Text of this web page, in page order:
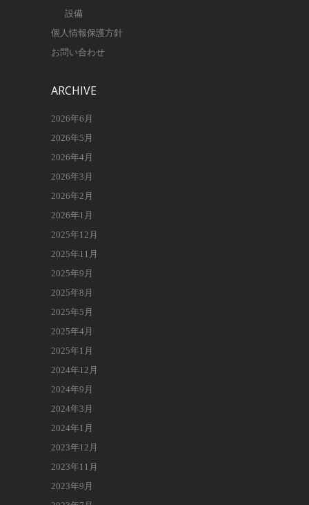
設備
個人情報保護方針
お問い合わせ
ARCHIVE
2026年6月
2026年5月
2026年4月
2026年3月
2026年2月
2026年1月
2025年12月
2025年11月
2025年9月
2025年8月
2025年5月
2025年4月
2025年1月
2024年12月
2024年9月
2024年3月
2024年1月
2023年12月
2023年11月
2023年9月